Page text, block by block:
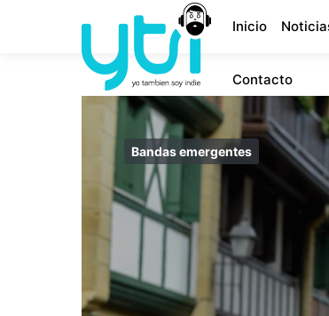
Inicio
Contacto
Bandas emergentes